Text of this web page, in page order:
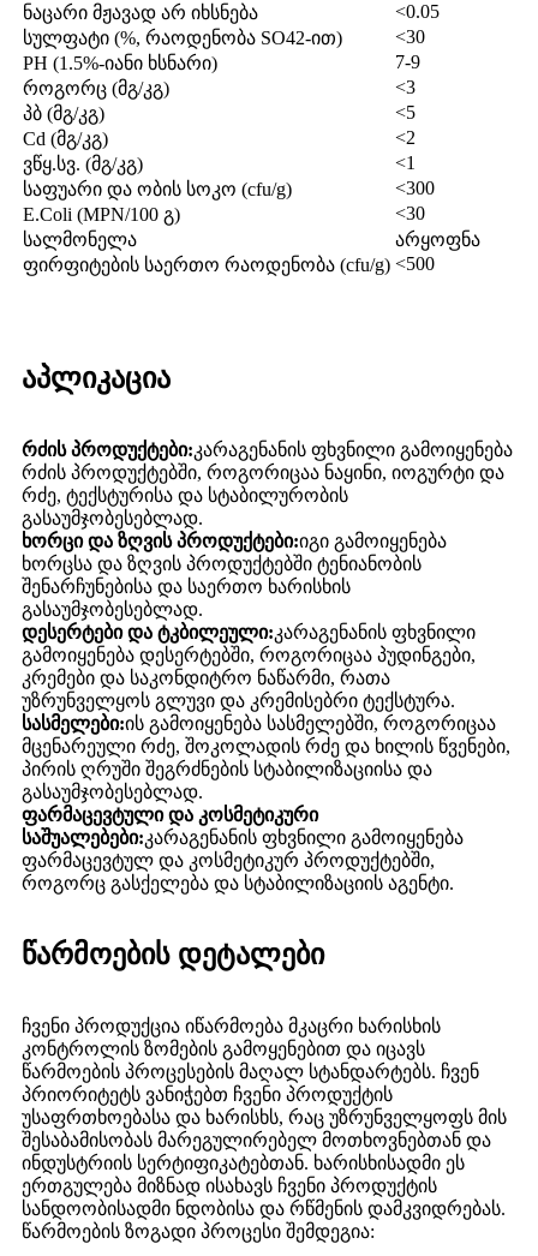
ნაცარი მჟავად არ იხსნება
<0.05
სულფატი (%, რაოდენობა SO42-ით)
<30
PH (1.5%-იანი ხსნარი)
7-9
როგორც (მგ/კგ)
<3
პბ (მგ/კგ)
<5
Cd (მგ/კგ)
<2
ვწყ.სვ. (მგ/კგ)
<1
საფუარი და ობის სოკო (cfu/g)
<300
E.Coli (MPN/100 გ)
<30
სალმონელა
არყოფნა
ფირფიტების საერთო რაოდენობა (cfu/g) <500
აპლიკაცია
რძის პროდუქტები:კარაგენანის ფხვნილი გამოიყენება
რძის პროდუქტებში, როგორიცაა ნაყინი, იოგურტი და
რძე, ტექსტურისა და სტაბილურობის
გასაუმჯობესებლად.
ხორცი და ზღვის პროდუქტები:იგი გამოიყენება
ხორცსა და ზღვის პროდუქტებში ტენიანობის
შენარჩუნებისა და საერთო ხარისხის
გასაუმჯობესებლად.
დესერტები და ტკბილეული:კარაგენანის ფხვნილი
გამოიყენება დესერტებში, როგორიცაა პუდინგები,
კრემები და საკონდიტრო ნაწარმი, რათა
უზრუნველყოს გლუვი და კრემისებრი ტექსტურა.
სასმელები:ის გამოიყენება სასმელებში, როგორიცაა
მცენარეული რძე, შოკოლადის რძე და ხილის წვენები,
პირის ღრუში შეგრძნების სტაბილიზაციისა და
გასაუმჯობესებლად.
ფარმაცევტული და კოსმეტიკური
საშუალებები:კარაგენანის ფხვნილი გამოიყენება
ფარმაცევტულ და კოსმეტიკურ პროდუქტებში,
როგორც გასქელება და სტაბილიზაციის აგენტი.
წარმოების დეტალები
ჩვენი პროდუქცია იწარმოება მკაცრი ხარისხის
კონტროლის ზომების გამოყენებით და იცავს
წარმოების პროცესების მაღალ სტანდარტებს. ჩვენ
პრიორიტეტს ვანიჭებთ ჩვენი პროდუქტის
უსაფრთხოებასა და ხარისხს, რაც უზრუნველყოფს მის
შესაბამისობას მარეგულირებელ მოთხოვნებთან და
ინდუსტრიის სერტიფიკატებთან. ხარისხისადმი ეს
ერთგულება მიზნად ისახავს ჩვენი პროდუქტის
სანდოობისადმი ნდობისა და რწმენის დამკვიდრებას.
წარმოების ზოგადი პროცესი შემდეგია: